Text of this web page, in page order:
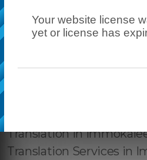
Your website license
yet or license has